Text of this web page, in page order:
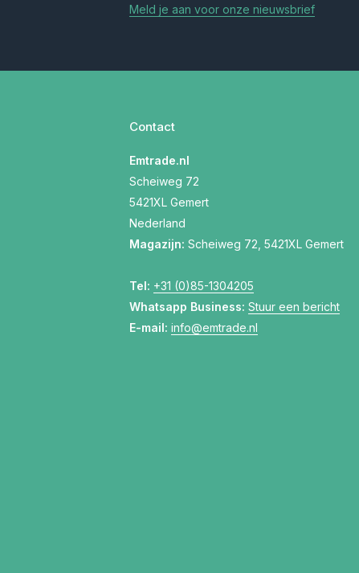
Meld je aan voor onze nieuwsbrief
Contact
Emtrade.nl
Scheiweg 72
5421XL Gemert
Nederland
Magazijn: Scheiweg 72, 5421XL Gemert
Tel: +31 (0)85-1304205
Whatsapp Business: Stuur een bericht
E-mail: info@emtrade.nl